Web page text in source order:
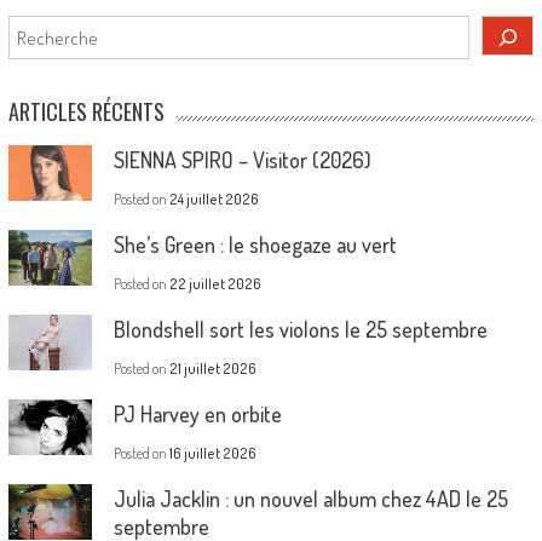
Rechercher
ARTICLES RÉCENTS
SIENNA SPIRO – Visitor (2026)
Posted on 24 juillet 2026
She’s Green : le shoegaze au vert
Posted on 22 juillet 2026
Blondshell sort les violons le 25 septembre
Posted on 21 juillet 2026
PJ Harvey en orbite
Posted on 16 juillet 2026
Julia Jacklin : un nouvel album chez 4AD le 25
septembre